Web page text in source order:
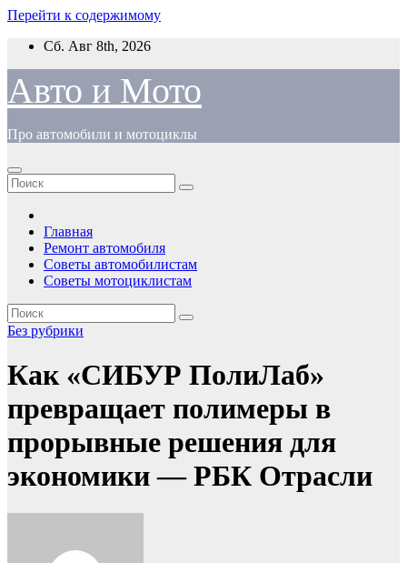
Перейти к содержимому
Сб. Авг 8th, 2026
Авто и Мото
Про автомобили и мотоциклы
Главная
Ремонт автомобиля
Советы автомобилистам
Советы мотоциклистам
Без рубрики
Как «СИБУР ПолиЛаб»
превращает полимеры в
прорывные решения для
экономики — РБК Отрасли